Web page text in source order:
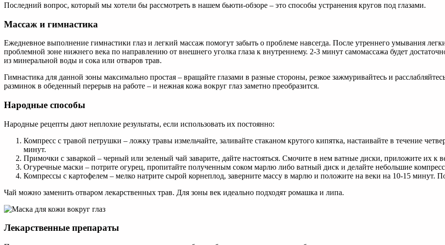
Последний вопрос, который мы хотели бы рассмотреть в нашем бьюти-обзоре – это способы устранения кругов под глазами.
Массаж и гимнастика
Ежедневное выполнение гимнастики глаз и легкий массаж помогут забыть о проблеме навсегда. После утреннего умывания
проблемной зоне нижнего века по направлению от внешнего уголка глаза к внутреннему. 2-3 минут самомассажа будет
из минеральной воды и сока или отваров трав.
Гимнастика для данной зоны максимально простая – вращайте глазами в разные стороны, резкое зажмуривайтесь и
разминок в обеденный перерыв на работе – и нежная кожа вокруг глаз заметно преобразится.
Народные способы
Народные рецепты дают неплохие результаты, если использовать их постоянно:
Компресс с травой петрушки – ложку травы измельчайте, заливайте стаканом крутого кипятка, настаивайте в течение
минут.
Примочки с заваркой – черный или зеленый чай заварите, дайте настояться. Смочите в нем ватные диски, приложите их к
Огуречные маски – потрите огурец, пропитайте полученным соком марлю либо ватный диск и делайте небольшие
Компрессы с картофелем – мелко натрите сырой корнеплод, заверните массу в марлю и положите на веки на 10-15 минут.
Чай можно заменить отваром лекарственных трав. Для зоны век идеально подходят ромашка и липа.
Лекарственные препараты